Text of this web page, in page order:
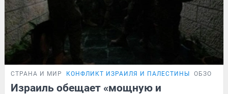
СТРАНА И МИР КОНФЛИКТ ИЗРАИЛЯ И ПАЛЕСТИНЫ ОБЗОР
Израиль обещает «мощную и